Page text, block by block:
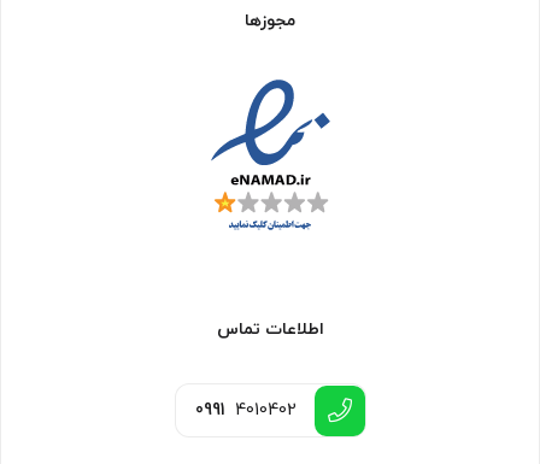
مجوزها
اطلاعات تماس
0991 4010402